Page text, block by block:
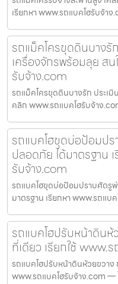
เรียกหา www.รถแบคโฮรับจ้า
รถแม็คโครขุดดินบางรั
เครื่องจักรพร้อมลุย ส
รับจ้าง.com
รถแม็คโครขุดดินบางรัก ประเ
คลิก www.รถแบคโฮรับจ้าง
รถแบคโฮขุดบ่อป้อมปร
ปลอดภัย ได้มาตรฐาน
รับจ้าง.com
รถแบคโฮขุดบ่อป้อมปราบศัตรู
มาตรฐาน เรียกหา www.รถแบ
รถแบคโฮปรับหน้าดินห้
ที่เดียว เรียกใช้ www.
รถแบคโฮปรับหน้าดินห้วยขวาง
www.รถแบคโฮรับจ้าง.com —